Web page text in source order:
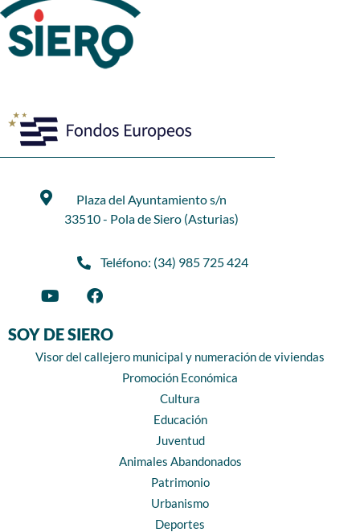
Plaza del Ayuntamiento s/n
33510 - Pola de Siero (Asturias)
Teléfono: (34) 985 725 424
SOY DE SIERO
Visor del callejero municipal y numeración de viviendas
Promoción Económica
Cultura
Educación
Juventud
Animales Abandonados
Patrimonio
Urbanismo
Deportes